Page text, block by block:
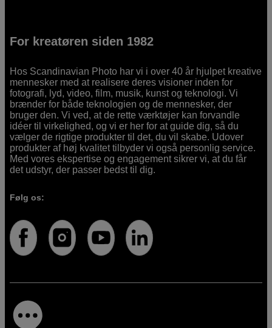
For kreatøren siden 1982
Hos Scandinavian Photo har vi i over 40 år hjulpet kreative
mennesker med at realisere deres visioner inden for
fotografi, lyd, video, film, musik, kunst og teknologi. Vi
brænder for både teknologien og de mennesker, der
bruger den. Vi ved, at de rette værktøjer kan forvandle
idéer til virkelighed, og vi er her for at guide dig, så du
vælger de rigtige produkter til det, du vil skabe. Udover
produkter af høj kvalitet tilbyder vi også personlig service.
Med vores ekspertise og engagement sikrer vi, at du får
det udstyr, der passer bedst til dig.
Følg os: